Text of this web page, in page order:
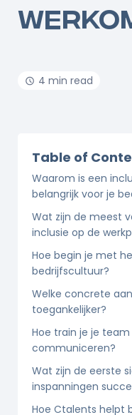
4 min read
Table of
Waarom is een
belangrijk voor je
Wat zijn de meest
inclusie op de
Hoe begin je met
bedrijfscultuur?
Welke concrete
toegankelijker?
Hoe train je je
communiceren?
Wat zijn de eerste
inspanningen
Hoe Ctalents helpt